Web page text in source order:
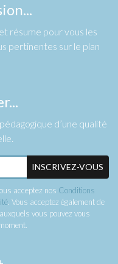
résume pour vous les
pertinentes sur le plan
d’une qualité
INSCRIVEZ-VOUS
acceptez nos Conditions
. Vous acceptez également de
vous pouvez vous